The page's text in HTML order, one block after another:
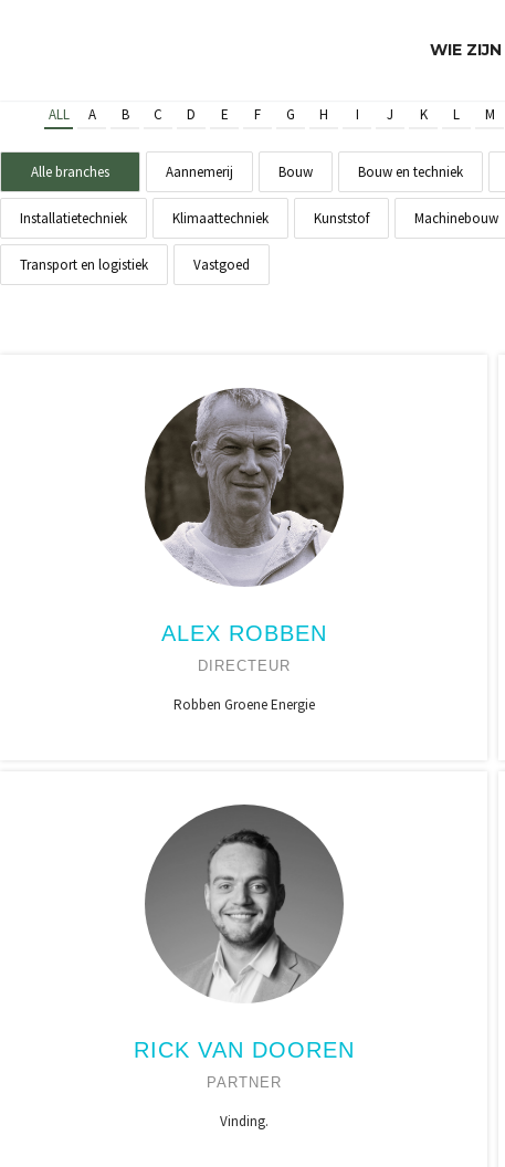
WIE
ALL A B C D E F G H I J K L M
Alle branches Aannemerij Bouw Bouw en techniek
Installatietechniek Klimaattechniek Kunststof Machinebouw
Transport en logistiek Vastgoed
ALEX ROBBEN
DIRECTEUR
Robben Groene Energie
RICK VAN DOOREN
PARTNER
Vinding.